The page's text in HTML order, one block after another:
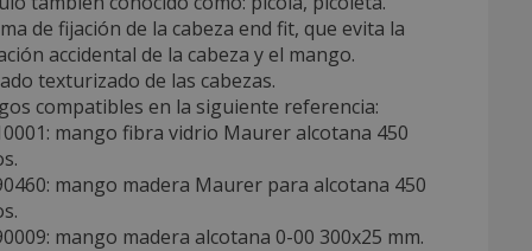
de fijación de la cabeza end fit, que evita la
accidental de la cabeza y el mango.
texturizado de las cabezas.
compatibles en la siguiente referencia:
mango fibra vidrio Maurer alcotana 450
mango madera Maurer para alcotana 450
mango madera alcotana 0-00 300x25 mm.